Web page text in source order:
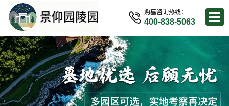
购墓咨询热线：
400-838-5063